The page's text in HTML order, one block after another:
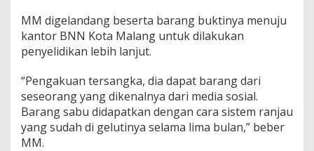
P
e
n
g
d
a
r
S
a
MM digelandang beserta barang buktinya menuju
kantor BNN Kota Malang untuk dilakukan
penyelidikan lebih lanjut.
“Pengakuan tersangka, dia dapat barang dari
seseorang yang dikenalnya dari media sosial.
Barang sabu didapatkan dengan cara sistem ranjau
yang sudah di gelutinya selama lima bulan,” beber
MM.